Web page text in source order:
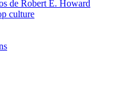
de Robert E. Howard
culture